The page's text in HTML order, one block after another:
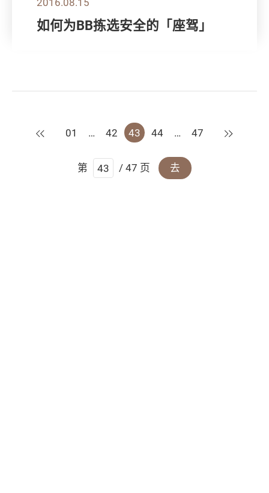
如何为BB拣选安全的「座驾」
上一页
01 … 42 43 44 … 47 下一页
第 / 47 页 去